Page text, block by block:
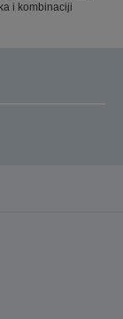
i kombinaciji